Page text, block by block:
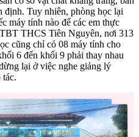
định. Tuy nhiên, phòng học lại
máy tính nào để các em thực
THCS Tiên Nguyên, nơi 313
cũng chỉ có 08 máy tính cho
6 đến khối 9 phải thay nhau
lại ở việc nghe giảng lý
tác.